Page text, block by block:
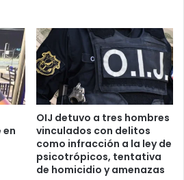
OIJ detuvo a tres hombres
vinculados con delitos
como infracción a la ley de
psicotrópicos, tentativa
de homicidio y amenazas